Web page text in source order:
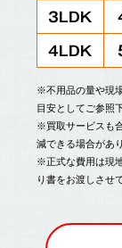
3LDK
4LDK
※不用品の量や現
目安としてご参照
※買取サービスも
減できる場合があ
※正式な費用は現
り書をお渡しさせ